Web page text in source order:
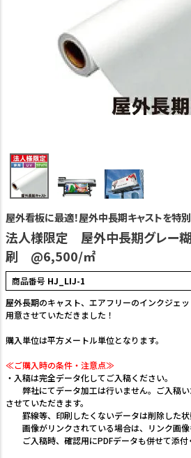
TEL:06-7493-2639
用語集
よくある質問
プライバシーポリシー
特定商取引法表示
ご利用ガイド
会社概要
屋外看板に最適！屋外中長期キャストを特
法人様限定 屋外中長期グレー
刷 @6,500/㎡
商品番号 HJ_LIJ-1
屋外長期のキャスト、エアフリーのインクジェ
用意させていただきました！
購入単位は平方メートル単位となります。
≪ご購入時の条件・注意点≫
・入稿は完全データ化してご入稿ください。
弊社にてデータ加工は行いません。ご入稿い
させていただきます。
罫線等、印刷したくないデータは削除した状
画像がリンクされている場合は、リンク画像
ご入稿時、確認用にPDFデータも併せて添付